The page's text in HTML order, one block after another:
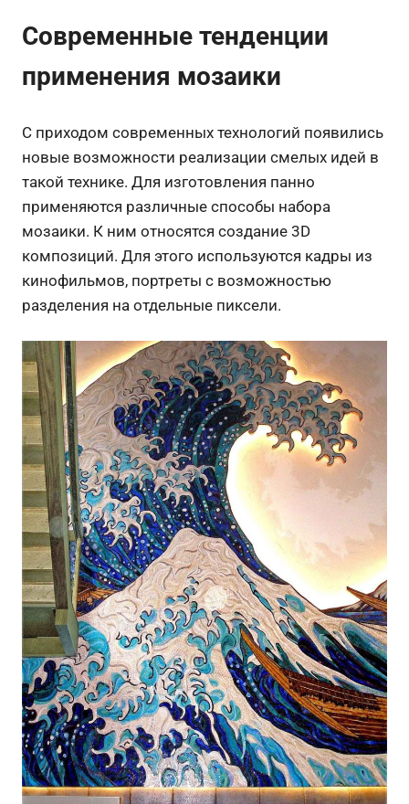
Современные тенденции
применения мозаики
С приходом современных технологий появились
новые возможности реализации смелых идей в
такой технике. Для изготовления панно
применяются различные способы набора
мозаики. К ним относятся создание 3D
композиций. Для этого используются кадры из
кинофильмов, портреты с возможностью
разделения на отдельные пиксели.